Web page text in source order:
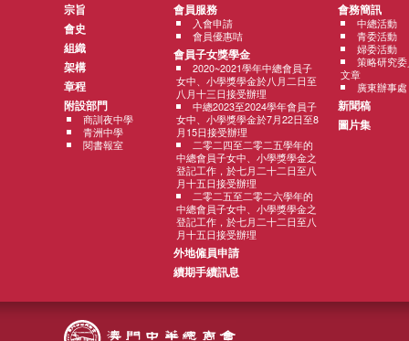
宗旨
會史
組織
架構
章程
附設部門
商訓夜中學
青洲中學
閱書報室
會員服務
入會申請
會員優惠咭
會員子女獎學金
2020~2021學年中總會員子
女中、小學獎學金於八月二日至
八月十三日接受辦理
中總2023至2024學年會員子
女中、小學獎學金於7月22日至8
月15日接受辦理
二零二四至二零二五學年的
中總會員子女中、小學獎學金之
登記工作，於七月二十二日至八
月十五日接受辦理
二零二五至二零二六學年的
中總會員子女中、小學獎學金之
登記工作，於七月二十二日至八
月十五日接受辦理
外地僱員申請
續期手續訊息
會務簡訊
中總活動
青委活動
婦委活動
策略研究
文章
廣東辦事處
新聞稿
圖片集